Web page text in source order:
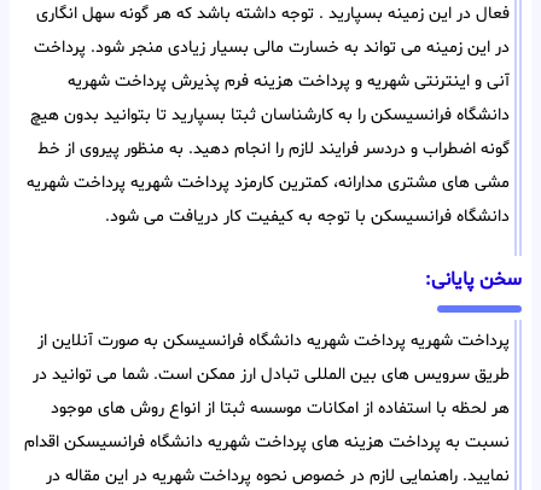
فعال در این زمینه بسپارید . توجه داشته باشد که هر گونه سهل انگاری
در این زمینه می تواند به خسارت مالی بسیار زیادی منجر شود. پرداخت
آنی و اینترنتی شهریه و پرداخت هزینه فرم پذیرش پرداخت شهریه
دانشگاه فرانسیسکن را به کارشناسان ثبتا بسپارید تا بتوانید بدون هیچ
گونه اضطراب و دردسر فرایند لازم را انجام دهید. به منظور پیروی از خط
مشی های مشتری مدارانه، کمترین کارمزد پرداخت شهریه پرداخت شهریه
دانشگاه فرانسیسکن با توجه به کیفیت کار دریافت می شود.
سخن پایانی:
پرداخت شهریه پرداخت شهریه دانشگاه فرانسیسکن به صورت آنلاین از
طریق سرویس های بین المللی تبادل ارز ممکن است. شما می توانید در
هر لحظه با استفاده از امکانات موسسه ثبتا از انواع روش های موجود
نسبت به پرداخت هزینه های پرداخت شهریه دانشگاه فرانسیسکن اقدام
نمایید. راهنمایی لازم در خصوص نحوه پرداخت شهریه در این مقاله در